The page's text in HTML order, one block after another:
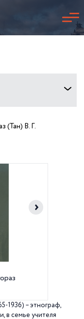
(Тан) В. Г.
1936) – этнограф,
в семье учителя